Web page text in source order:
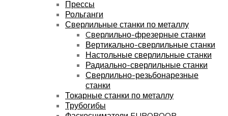
Прессы
Рольганги
Сверлильные станки по металлу
Cверлильно-фрезерные станки
Вертикально-сверлильные станки
Настольные сверлильные станки
Радиально-сверлильные станки
Сверлильно-резьбонарезные
станки
Токарные станки по металлу
Трубогибы